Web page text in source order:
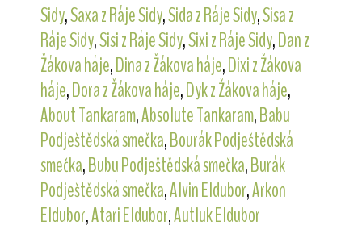
Sidy,Saxa z Ráje Sidy,Sida z Ráje Sidy,Sisa z
Ráje Sidy,Sisi z Ráje Sidy,Sixi z Ráje Sidy,Dan z
Žákova háje,Dina z Žákova háje,Dixi z Žákova
háje,Dora z Žákova háje,Dyk z Žákova háje,
About Tankaram,Absolute Tankaram,Babu
Podještědská smečka,Bourák Podještědská
smečka,Bubu Podještědská smečka,Burák
Podještědská smečka,Alvin Eldubor,Arkon
Eldubor,Atari Eldubor,Autluk Eldubor